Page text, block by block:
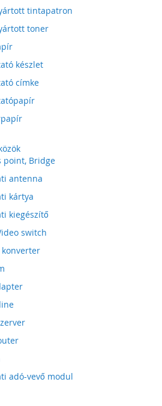
tintapatron
toner
készlet
címke
point, Bridge
antenna
kártya
kiegészítő
switch
adó-vevő modul